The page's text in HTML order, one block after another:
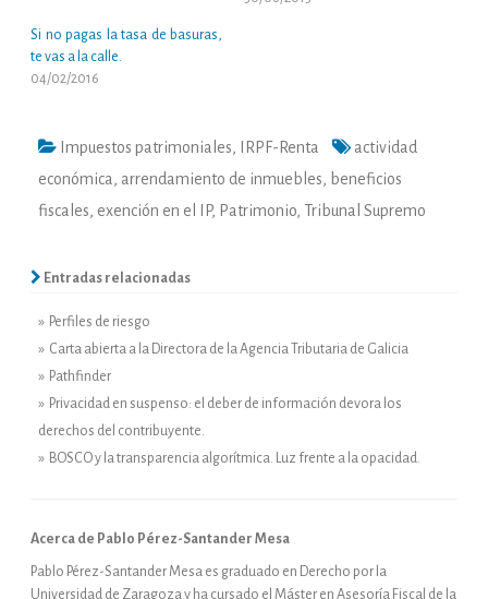
Si no pagas la tasa de basuras,
te vas a la calle.
04/02/2016
Impuestos patrimoniales, IRPF-Renta
actividad
económica , arrendamiento de inmuebles, beneficios
fiscales, exención en el IP, Patrimonio, Tribunal Supremo
Entradas relacionadas
» Perfiles de riesgo
» Carta abierta a la Directora de la Agencia Tributaria de Galicia
» Pathfinder
» Privacidad en suspenso: el deber de información devora los
derechos del contribuyente.
» BOSCO y la transparencia algorítmica. Luz frente a la opacidad.
Acerca de Pablo Pérez-Santander Mesa
Pablo Pérez-Santander Mesa es graduado en Derecho por la
Universidad de Zaragoza y ha cursado el Máster en Asesoría Fiscal de la